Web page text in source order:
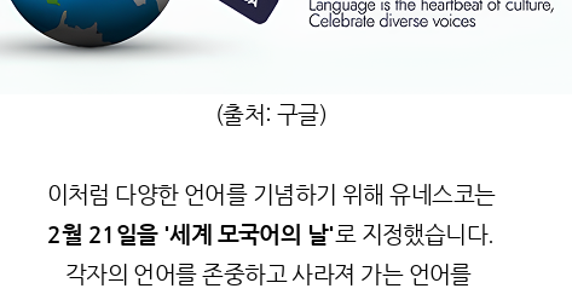
(출처: 구글)
이처럼 다양한 언어를 기념하기 위해 유네스코는
2월 21일을 '세계 모국어의 날'로 지정했습니다.
각자의 언어를 존중하고 사라져 가는 언어를